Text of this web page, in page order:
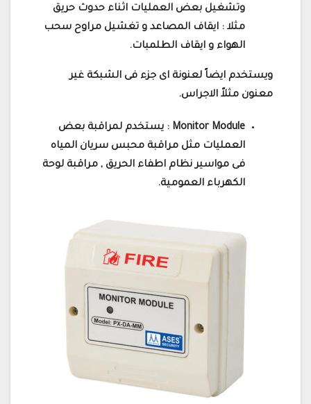
وتشغيل بعض العمليات اثناء حدوث حريق
مثلا : ايقاف المصاعد و تغشيل مراوح سحب
الهواء و ايقاف الطلمبات.
ويستخدم ايضاً لعنونة اى جزء فى الشبكة غير
معنون مثلاً الاجراس.
Monitor Module : يستخدم لمراقبة بعض
العمليات مثل مراقبة محبس سريان المياه
فى مواسير نظام اطفاء الحريق , مراقبة لوحة
الكهرباء العمومية.